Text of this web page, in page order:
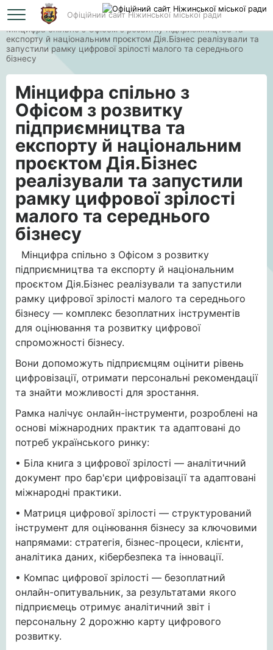
Офіційний сайт Ніжинської міської ради
Головна
Мінцифра спільно з Офісом з розвитку підприємництва та
експорту й національним проєктом Дія.Бізнес реалізували та
запустили рамку цифрової зрілості малого та середнього
бізнесу
Мінцифра спільно з
Офісом з розвитку
підприємництва та
експорту й національним
проєктом Дія.Бізнес
реалізували та запустили
рамку цифрової зрілості
малого та середнього
бізнесу
Мінцифра спільно з Офісом з розвитку
підприємництва та експорту й національним
проєктом Дія.Бізнес реалізували та запустили
рамку цифрової зрілості малого та середнього
бізнесу — комплекс безоплатних інструментів
для оцінювання та розвитку цифрової
спроможності бізнесу.
Вони допоможуть підприємцям оцінити рівень
цифровізації, отримати персональні рекомендації
та знайти можливості для зростання.
Рамка налічує онлайн-інструменти, розроблені на
основі міжнародних практик та адаптовані до
потреб українського ринку:
• Біла книга з цифрової зрілості — аналітичний
документ про бар'єри цифровізації та адаптовані
міжнародні практики.
• Матриця цифрової зрілості — структурований
інструмент для оцінювання бізнесу за ключовими
напрямами: стратегія, бізнес-процеси, клієнти,
аналітика даних, кібербезпека та інновації.
• Компас цифрової зрілості — безоплатний
онлайн-опитувальник, за результатами якого
підприємець отримує аналітичний звіт і
персональну 2 дорожню карту цифрового
розвитку.